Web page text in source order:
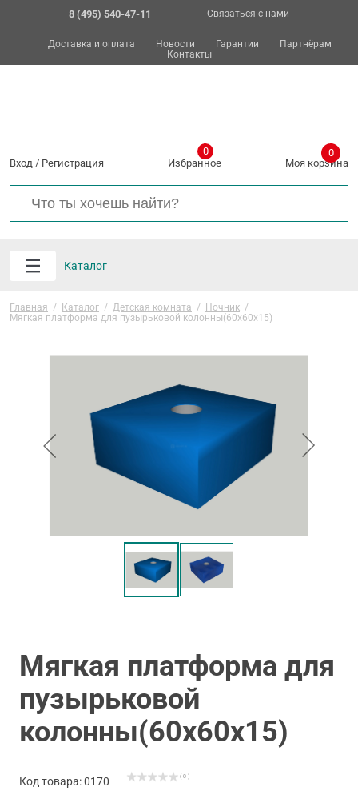
8 (495) 540-47-11 Связаться с нами
Доставка и оплата Новости Гарантии
Партнёрам
Контакты
Вход / Регистрация Избранное
0
Моя корзина
0
Каталог
Главная / Каталог / Детская комната / Ночник /
Мягкая платформа для пузырьковой колонны(60х60х15)
Мягкая платформа для
пузырьковой
колонны(60х60х15)
Код товара: 0170 ( 0 )